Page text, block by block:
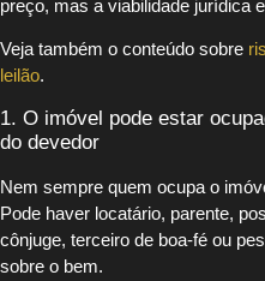
preço, mas a viabilidade jurídica
Veja também o conteúdo sobre
leilão.
1. O imóvel pode estar
do devedor
Nem sempre quem ocupa o
Pode haver locatário, parente,
cônjuge, terceiro de boa-fé ou
sobre o bem.